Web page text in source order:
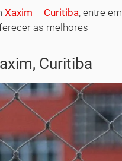
Xaxim – Curitiba, entre em
as melhores
Curitiba